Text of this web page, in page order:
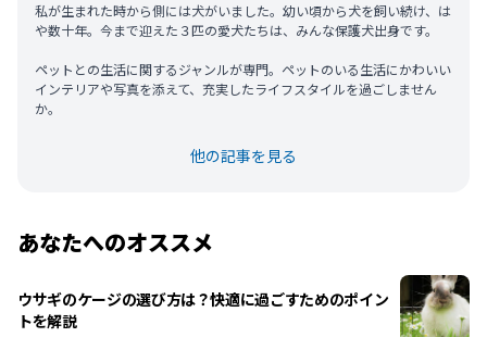
私が生まれた時から側には犬がいました。幼い頃から犬を飼い続け、は
や数十年。今まで迎えた３匹の愛犬たちは、みんな保護犬出身です。
ペットとの生活に関するジャンルが専門。ペットのいる生活にかわいい
インテリアや写真を添えて、充実したライフスタイルを過ごしません
か。
他の記事を見る
あなたへのオススメ
ウサギのケージの選び方は？快適に過ごすためのポイン
トを解説